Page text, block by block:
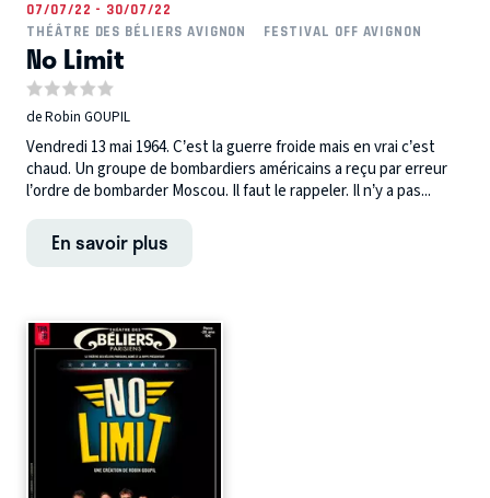
07/07/22 - 30/07/22
THÉÂTRE DES BÉLIERS AVIGNON
FESTIVAL OFF AVIGNON
No Limit
de Robin GOUPIL
Vendredi 13 mai 1964. C’est la guerre froide mais en vrai c’est
chaud. Un groupe de bombardiers américains a reçu par erreur
l’ordre de bombarder Moscou. Il faut le rappeler. Il n’y a pas...
En savoir plus